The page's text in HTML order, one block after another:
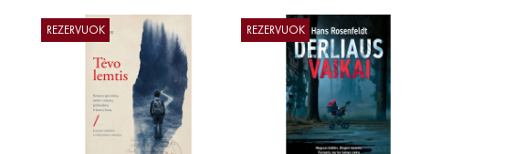
REZERVUOK REZERVUOK